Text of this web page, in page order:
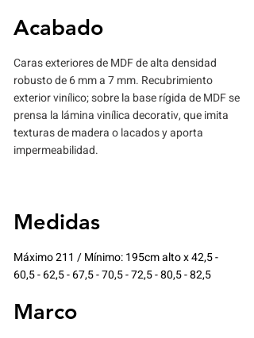
Acabado
Caras exteriores de MDF de alta densidad
robusto de 6 mm a 7 mm. Recubrimiento
exterior vinílico; sobre la base rígida de MDF se
prensa la lámina vinílica decorativ, que imita
texturas de madera o lacados y aporta
impermeabilidad.
Medidas
Máximo 211 / Mínimo: 195cm alto x 42,5 -
60,5 - 62,5 - 67,5 - 70,5 - 72,5 - 80,5 - 82,5
Marco